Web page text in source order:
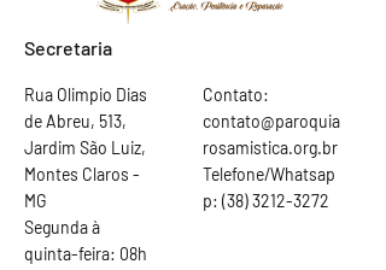
Secretaria
Rua Olimpio Dias
de Abreu, 513,
Jardim São Luiz,
Montes Claros -
MG
Segunda à
quinta-feira: 08h
Contato:
contato@paroquia
rosamistica.org.br
Telefone/Whatsap
p: (38) 3212-3272